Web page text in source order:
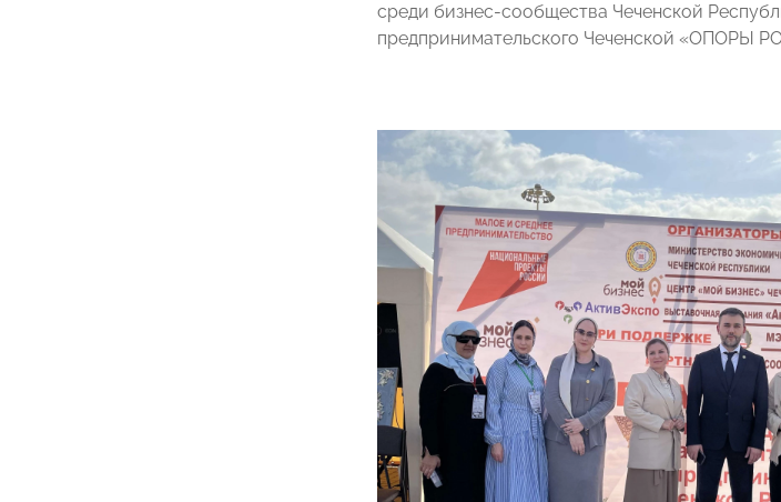
среди бизнес-сообщества Чеченской
предпринимательского Чеченской «ОПОРЫ